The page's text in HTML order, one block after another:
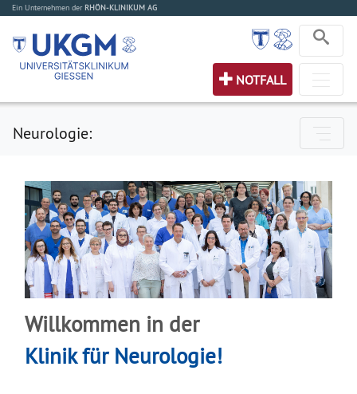
Ein Unternehmen der RHÖN-KLINIKUM AG
NOTFALL
Neurologie:
Willkommen in der
Klinik für Neurologie!